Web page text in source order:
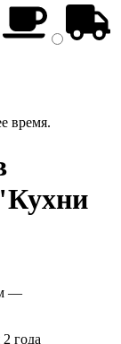
время.
—
года